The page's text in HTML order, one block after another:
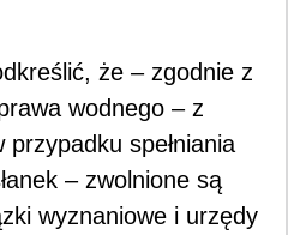
że – zgodnie z
wodnego – z
przypadku spełniania
– zwolnione są
wyznaniowe i urzędy